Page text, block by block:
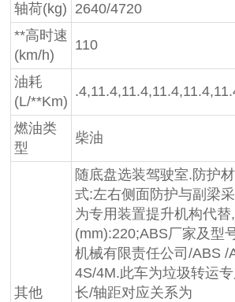
轴荷(kg) 2640/4720
**高时速
(km/h)
110
油耗
(L/**Km)
燃油类
型
柴油
其他
随底盘选装驾驶室.防护
式:左右侧面防护与副梁
为专用装置提升机构代替
(mm):220;ABS厂家及型
机械有限责任公司/ABS /
4S/4M.此车为垃圾转运
长/轴距对应关系为